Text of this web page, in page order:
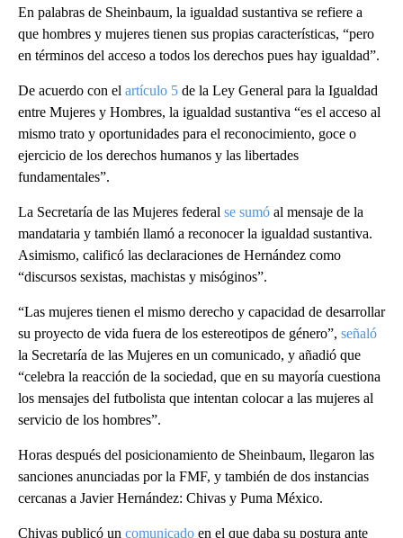
En palabras de Sheinbaum, la igualdad sustantiva se refiere a
que hombres y mujeres tienen sus propias características, “pero
en términos del acceso a todos los derechos pues hay igualdad”.
De acuerdo con el artículo 5 de la Ley General para la Igualdad
entre Mujeres y Hombres, la igualdad sustantiva “es el acceso al
mismo trato y oportunidades para el reconocimiento, goce o
ejercicio de los derechos humanos y las libertades
fundamentales”.
La Secretaría de las Mujeres federal se sumó al mensaje de la
mandataria y también llamó a reconocer la igualdad sustantiva.
Asimismo, calificó las declaraciones de Hernández como
“discursos sexistas, machistas y misóginos”.
“Las mujeres tienen el mismo derecho y capacidad de desarrollar
su proyecto de vida fuera de los estereotipos de género”, señaló
la Secretaría de las Mujeres en un comunicado, y añadió que
“celebra la reacción de la sociedad, que en su mayoría cuestiona
los mensajes del futbolista que intentan colocar a las mujeres al
servicio de los hombres”.
Horas después del posicionamiento de Sheinbaum, llegaron las
sanciones anunciadas por la FMF, y también de dos instancias
cercanas a Javier Hernández: Chivas y Puma México.
Chivas publicó un comunicado en el que daba su postura ante